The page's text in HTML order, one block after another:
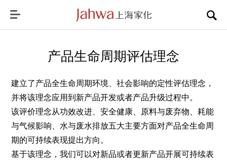
产品生命周期评估理念
建立了产品全生命周期环境、社会影响的定性评估理念，
并将该理念应用到新产品开发或者产品升级过程中。
该评价理念从功效改进、安全健康、原料与废弃物、耗能
与气候影响、水与废水排放五大主要方面对产品全生命周
期的可持续表现提出方向。
基于该理念，我们可以对新品或者更新产品开展可持续表